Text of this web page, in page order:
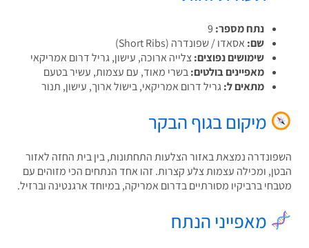
נתח מספר:9
אסאדו / שפונדרה (Short Ribs)
שימושים נפוצים:צלייה ארוכה, עישון, גריל דרום אמריקאי
מאפיינים בולטים:בשרי מאוד, עם עצמות, עשיר בטעם
מתאים ל:גריל דרום אמריקאי, בישול ארוך, עישון, תנור
מיקום בגוף הבקר
נמצאת באזור הצלעות התחתונות, בין בית החזה לאזור
ומכילה עצמות צלע קצרות. זהו אחד הנתחים הכי מזוהים עם
ברביקיו מסורתיים בדרום אמריקה, במיוחד ארגנטינה וברזיל.
מאפייני הנתח